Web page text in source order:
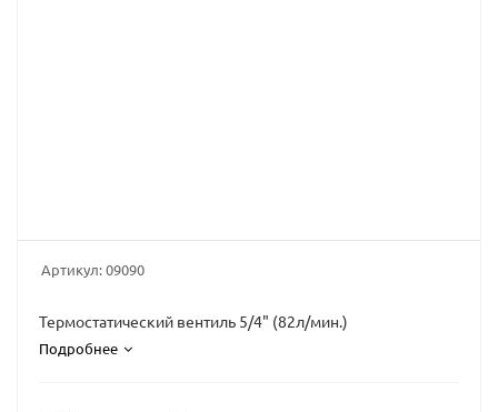
Артикул:09090
Термостатический вентиль 5/4" (82л/мин.)
Подробнее